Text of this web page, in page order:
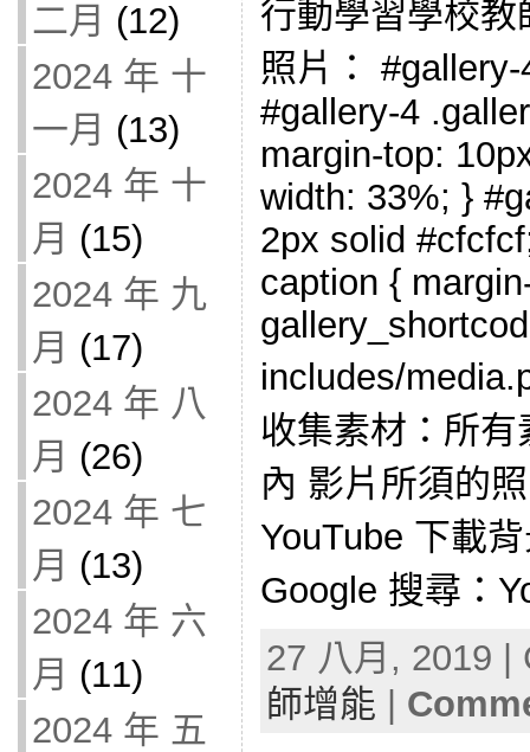
二月 (12)
2024 年 十
一月 (13)
2024 年 十
月 (15)
2024 年 九
月 (17)
2024 年 八
月 (26)
2024 年 七
月 (13)
2024 年 六
月 (11)
2024 年 五
行動學習學校
照片：
#gallery-4
margin-top:
width: 33%; }
2px solid
caption {
includes/
收集素材：所
內 影片所須的
YouTube 下載
Google 搜尋：
27 八月, 2019
師增能